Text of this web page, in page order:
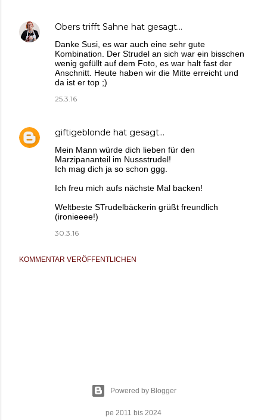
Obers trifft Sahne hat gesagt…
Danke Susi, es war auch eine sehr gute
Kombination. Der Strudel an sich war ein bisschen
wenig gefüllt auf dem Foto, es war halt fast der
Anschnitt. Heute haben wir die Mitte erreicht und
da ist er top ;)
25.3.16
giftigeblonde hat gesagt…
Mein Mann würde dich lieben für den
Marzipananteil im Nussstrudel!
Ich mag dich ja so schon ggg.
Ich freu mich aufs nächste Mal backen!
Weltbeste STrudelbäckerin grüßt freundlich
(ironieeee!)
30.3.16
KOMMENTAR VERÖFFENTLICHEN
Powered by Blogger
pe 2011 bis 2024